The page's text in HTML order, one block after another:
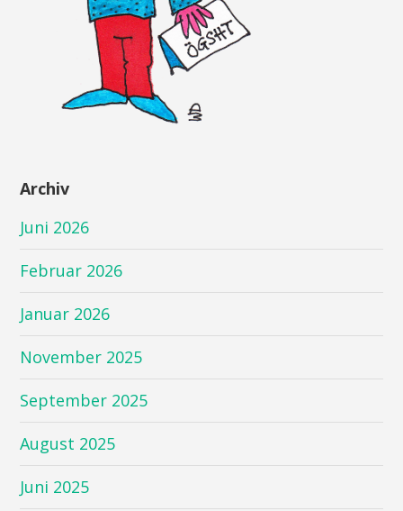
Archiv
Juni 2026
Februar 2026
Januar 2026
November 2025
September 2025
August 2025
Juni 2025